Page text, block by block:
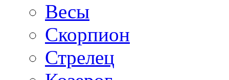
Весы
Скорпион
Стрелец